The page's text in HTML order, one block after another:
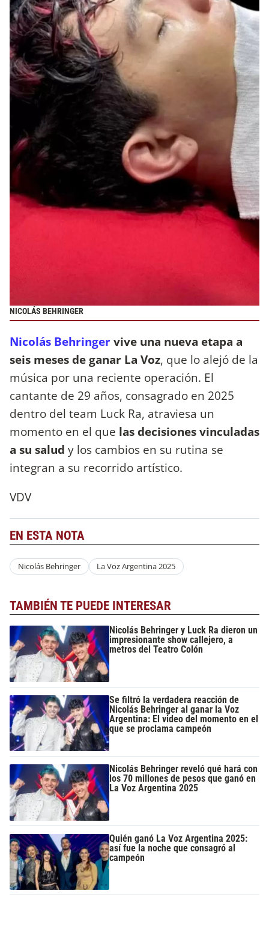
NICOLÁS BEHRINGER
Nicolás Behringervive una nueva etapa a
seis meses de ganar La Voz, que lo alejó de la
música por una reciente operación. El
cantante de 29 años, consagrado en 2025
dentro del team Luck Ra, atraviesa un
momento en el que las decisiones vinculadas
a su salud y los cambios en su rutina se
integran a su recorrido artístico.
VDV
EN ESTA NOTA
Nicolás Behringer La Voz Argentina 2025
TAMBIÉN TE PUEDE INTERESAR
Nicolás Behringer y Luck Ra dieron un
impresionante show callejero, a
metros del Teatro Colón
Se filtró la verdadera reacción de
Nicolás Behringer al ganar la Voz
Argentina: El video del momento en el
que se proclama campeón
Nicolás Behringer reveló qué hará con
los 70 millones de pesos que ganó en
La Voz Argentina 2025
Quién ganó La Voz Argentina 2025:
así fue la noche que consagró al
campeón